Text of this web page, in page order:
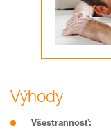
Výhody
Všestrannosť: